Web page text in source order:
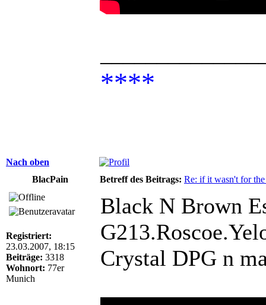
****
Nach oben
BlacPain
Betreff des Beitrags: Re: if it wasn't for
Registriert:
23.03.2007, 18:15
Beiträge: 3318
Wohnort: 77er
Munich
Black N Brown
Crystal DPG n